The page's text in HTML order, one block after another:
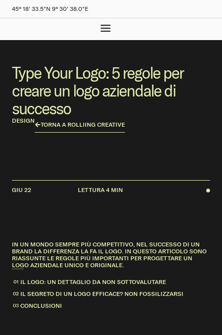
45° 18' 33.5"N 9° 30' 38.0"E
Type Your Logo: 5 regole per
creare un logo aziendale di
successo
DESIGN
TORNA A ROLLIING CREATIVE
GIU 22 LETTURA 4 MIN
IN UN MONDO SEMPRE PIÙ COMPETITIVO, NEL SUCCESSO DI UN
BRAND LA DIFFERENZA LA FA IL LOGO. IN QUESTO ARTICOLO SONO
RIASSUNTE LE REGOLE PIÙ IMPORTANTI PER PROGETTARE UN
LOGO AZIENDALE UNICO E ORIGINALE.
IL LOGO: UN DETTAGLIO DA NON SOTTOVALUTARE
IL SEGRETO DI UN LOGO EFFICACE? NON FOSSILIZZARSI
CONCLUSIONI